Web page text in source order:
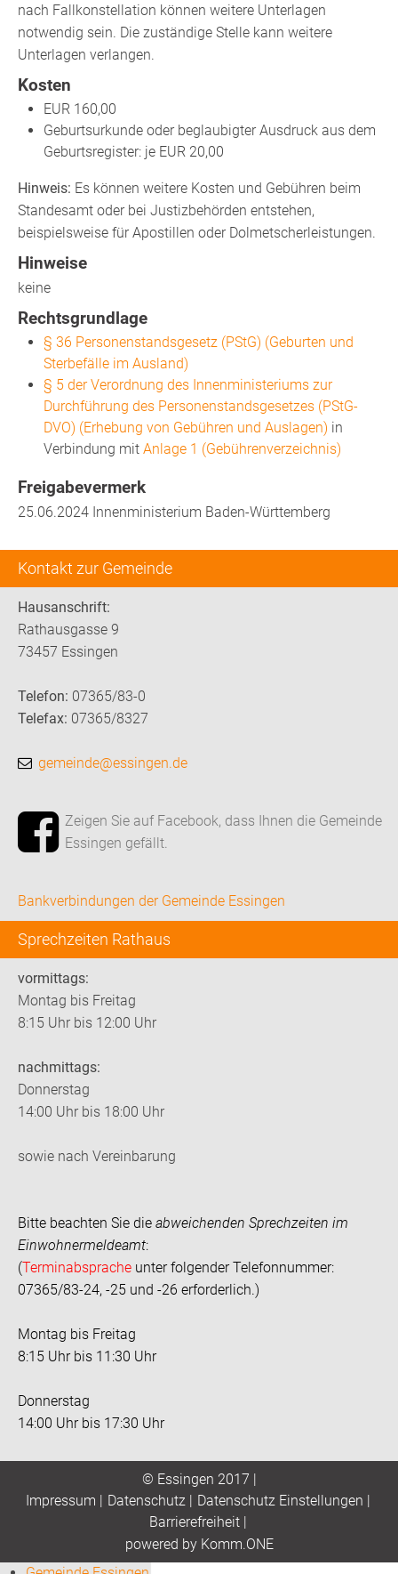
Kontakt zur Gemeinde
Hausanschrift:
Rathausgasse 9
73457 Essingen
Telefon: 07365/83-0
Telefax: 07365/8327
gemeinde@essingen.de
Zeigen Sie auf Facebook, dass Ihnen die Gemeinde
Essingen gefällt.
Bankverbindungen der Gemeinde Essingen
Sprechzeiten Rathaus
vormittags:
Montag bis Freitag
8:15 Uhr bis 12:00 Uhr
nachmittags:
Donnerstag
14:00 Uhr bis 18:00 Uhr
sowie nach Vereinbarung
Bitte beachten Sie die abweichenden Sprechzeiten im
Einwohnermeldeamt:
(Terminabsprache unter folgender Telefonnummer:
07365/83-24, -25 und -26 erforderlich.)
Montag bis Freitag
8:15 Uhr bis 11:30 Uhr
Donnerstag
14:00 Uhr bis 17:30 Uhr
nach Fallkonstellation können weitere Unterlagen
notwendig sein. Die zuständige Stelle kann weitere
Unterlagen verlangen.
Kosten
EUR 160,00
Geburtsurkunde oder beglaubigter Ausdruck aus dem
Geburtsregister: je EUR 20,00
Hinweis: Es können weitere Kosten und Gebühren beim
Standesamt oder bei Justizbehörden entstehen,
beispielsweise für Apostillen oder Dolmetscherleistungen.
Hinweise
keine
Rechtsgrundlage
§ 36 Personenstandsgesetz (PStG) (Geburten und
Sterbefälle im Ausland)
§ 5 der Verordnung des Innenministeriums zur
Durchführung des Personenstandsgesetzes (PStG-
DVO) (Erhebung von Gebühren und Auslagen) in
Verbindung mit Anlage 1 (Gebührenverzeichnis)
Freigabevermerk
25.06.2024 Innenministerium Baden-Württemberg
© Essingen 2017 |
Impressum | Datenschutz| Datenschutz Einstellungen |
Barrierefreiheit|
powered by Komm.ONE